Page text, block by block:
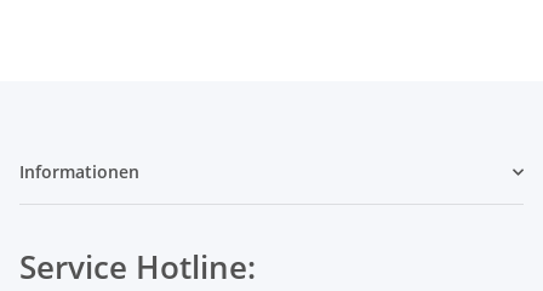
Informationen
Service Hotline: